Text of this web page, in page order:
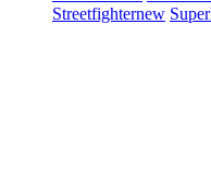
Streetfighternew